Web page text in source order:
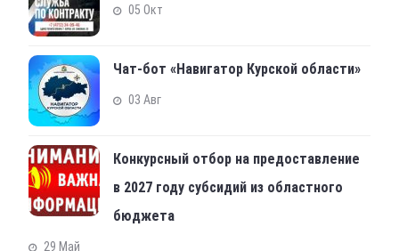
05 Окт
Чат-бот «Навигатор Курской области»
03 Авг
Конкурсный отбор на предоставление
в 2027 году субсидий из областного
бюджета
29 Май